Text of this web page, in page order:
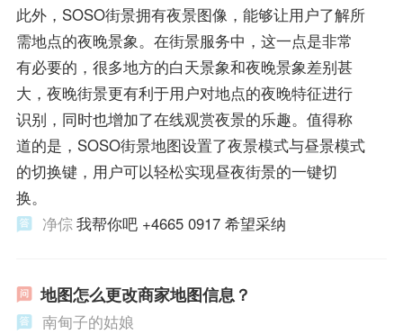
此外，SOSO街景拥有夜景图像，能够让用户了解所
需地点的夜晚景象。在街景服务中，这一点是非常
有必要的，很多地方的白天景象和夜晚景象差别甚
大，夜晚街景更有利于用户对地点的夜晚特征进行
识别，同时也增加了在线观赏夜景的乐趣。值得称
道的是，SOSO街景地图设置了夜景模式与昼景模式
的切换键，用户可以轻松实现昼夜街景的一键切
换。
净倧我帮你吧 +4665 0917 希望采纳
地图怎么更改商家地图信息？
南甸子的姑娘